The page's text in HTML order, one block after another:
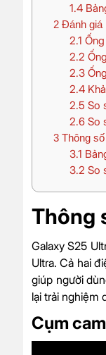
1.4
2 Đánh giá
2.1
2.2
2.3
2.4
2.5 So
2.6So
3 Thông
3.1
3.2 So
Thông
Galaxy S25
Ultra. Cả hai
giúp người
lại trải nghiệm
Cụm